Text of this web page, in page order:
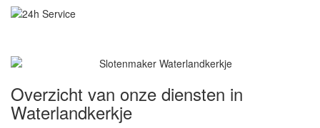
Overzicht van onze diensten in
Waterlandkerkje